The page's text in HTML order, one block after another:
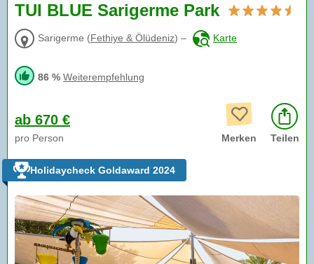
TUI BLUE Sarigerme Park
Sarigerme (Fethiye & Ölüdeniz) – Karte
86 % Weiterempfehlung
ab 670 €
pro Person Merken Teilen
Holidaycheck Goldaward 2024